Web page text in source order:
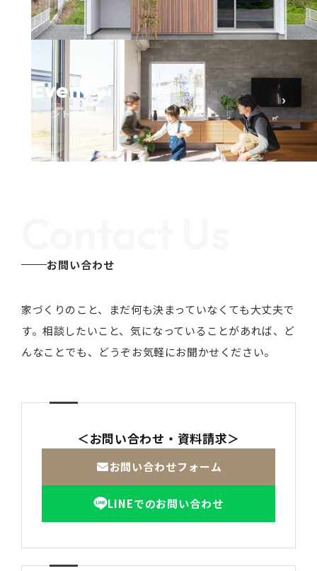
Event
イベント参加
›
お問い合わせ
家づくりのこと、まだ何も決まっていなくても大丈夫で
す。相談したいこと、気になっていることがあれば、ど
んなことでも、どうぞお気軽にお聞かせください。
＜お問い合わせ・資料請求＞
お問い合わせフォーム
LINEでのお問い合わせ